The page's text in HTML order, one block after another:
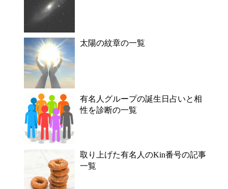
太陽の紋章の一覧
有名人グループの誕生日占いと相
性を診断の一覧
取り上げた有名人のKin番号の記事
一覧